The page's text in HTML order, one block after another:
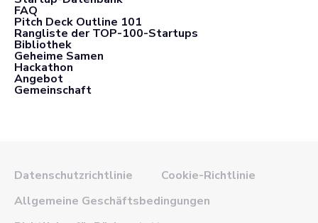
FAQ
Pitch Deck Outline 101
Rangliste der TOP-100-Startups
Bibliothek
Geheime Samen
Hackathon
Angebot
Gemeinschaft
Datenschutzrichtlinie
Cookie-Richtlinie
Allgemeine Geschäftsbedingungen